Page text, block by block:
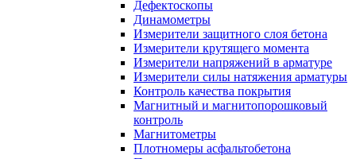
Дефектоскопы
Динамометры
Измерители защитного слоя бетона
Измерители крутящего момента
Измерители напряжений в арматуре
Измерители силы натяжения арматуры
Контроль качества покрытия
Магнитный и магнитопорошковый
контроль
Магнитометры
Плотномеры асфальтобетона